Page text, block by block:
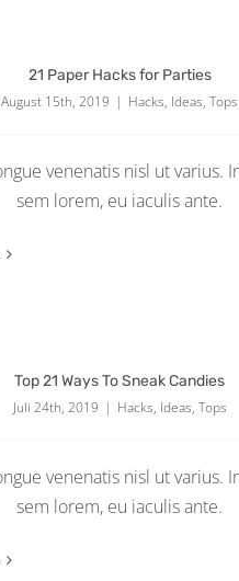
21 Paper Hacks for Parties
August 15th, 2019 | Hacks, Ideas, Tops
venenatis nisl ut varius.
sem lorem, eu iaculis ante.
Top 21 Ways To Sneak Candies
Juli 24th, 2019 | Hacks, Ideas, Tops
venenatis nisl ut varius.
sem lorem, eu iaculis ante.